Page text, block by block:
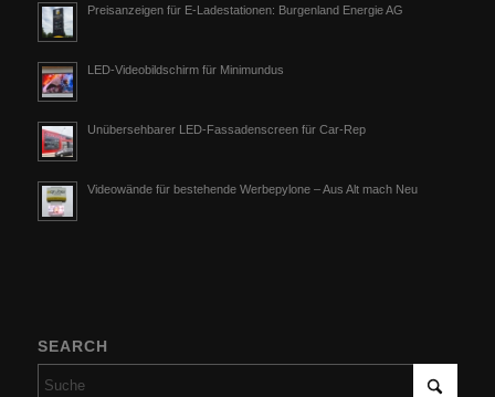
Preisanzeigen für E-Ladestationen: Burgenland Energie AG
LED-Videobildschirm für Minimundus
Unübersehbarer LED-Fassadenscreen für Car-Rep
Videowände für bestehende Werbepylone – Aus Alt mach Neu
SEARCH